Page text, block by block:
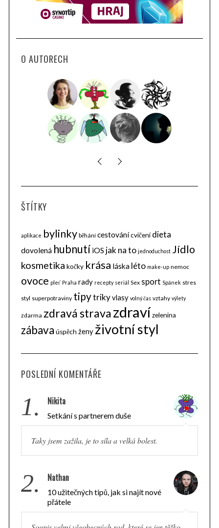
O AUTORECH
ŠTÍTKY
aplikace bylinky běhání cestovánícvičení dieta
dovolená hubnutí iOS jak na to jednoduchost Jídlo
kosmetika kočky krása láska léto make-up nemoc
ovoce pleť Praha rady recepty seriál Sex sport Spánek stres
styl superpotraviny tipytrikyvlasy volný čas vztahy výlety
zdarma zdravá stravazdravízelenina
zábava úspěch ženy životní styl
POSLEDNÍ KOMENTÁŘE
1. Nikita
Setkání s partnerem duše
Taky jsem zažila, je to síla a velká bolest.
2. Nathan
10 užitečných tipů, jak si najít nové
přátele